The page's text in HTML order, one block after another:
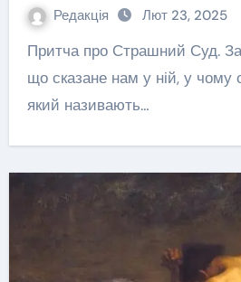
Редакція Лют 23, 2025
Притча про Страшний Суд. Задамося питанням:
що сказане нам у ній, у чому
який називають…